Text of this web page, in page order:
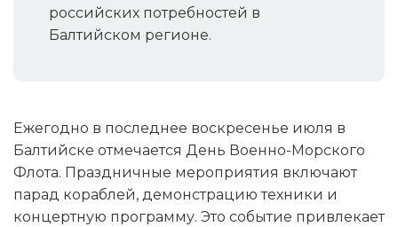
российских потребностей в
Балтийском регионе.
Ежегодно в последнее воскресенье июля в
Балтийске отмечается День Военно-Морского
Флота. Праздничные мероприятия включают
парад кораблей, демонстрацию техники и
концертную программу. Это событие привлекает